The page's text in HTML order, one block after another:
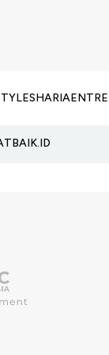
SHARIA